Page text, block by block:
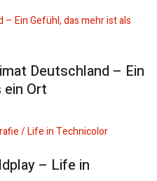
Deutschland – Ein
ein Ort
– Life in